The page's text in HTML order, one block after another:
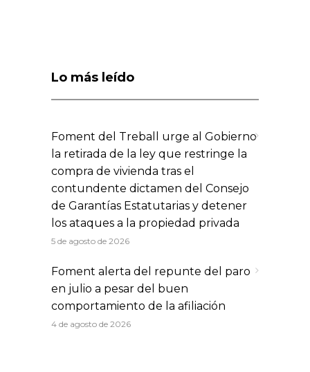
Lo más leído
Foment del Treball urge al Gobierno
la retirada de la ley que restringe la
compra de vivienda tras el
contundente dictamen del Consejo
de Garantías Estatutarias y detener
los ataques a la propiedad privada
5 de agosto de 2026
Foment alerta del repunte del paro
en julio a pesar del buen
comportamiento de la afiliación
4 de agosto de 2026